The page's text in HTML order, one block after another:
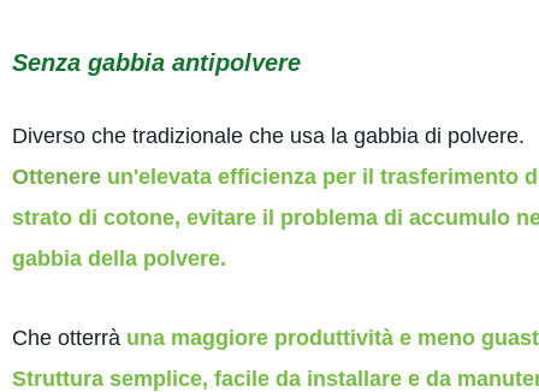
Senzagabbia antipolvere
Diverso che tradizionale che usa la gabbia di polvere.
Ottenereun'elevata efficienza per il trasferimento
strato di cotone, evitare il problema di accumulo
gabbia della polvere.
Che otterràuna maggiore produttività e meno
Struttura semplice, facile da installare e da